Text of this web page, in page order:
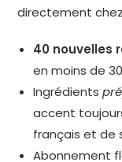
directement
40 nouvelles
en moins de
Ingrédients
accent
français et de
Abonnement